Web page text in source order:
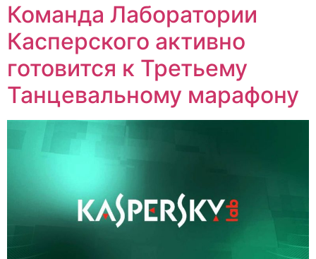
Команда Лаборатории
Касперского активно
готовится к Третьему
Танцевальному марафону